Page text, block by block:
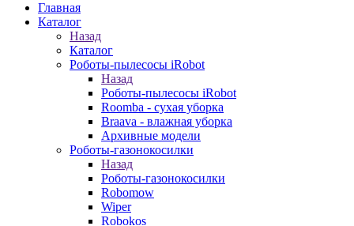
Главная
Каталог
Назад
Каталог
Роботы-пылесосы iRobot
Назад
Роботы-пылесосы iRobot
Roomba - сухая уборка
Braava - влажная уборка
Архивные модели
Роботы-газонокосилки
Назад
Роботы-газонокосилки
Robomow
Wiper
Robokos